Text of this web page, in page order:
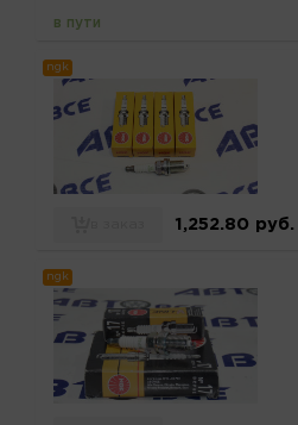
в пути
ngk
1,252.80 руб.
ngk